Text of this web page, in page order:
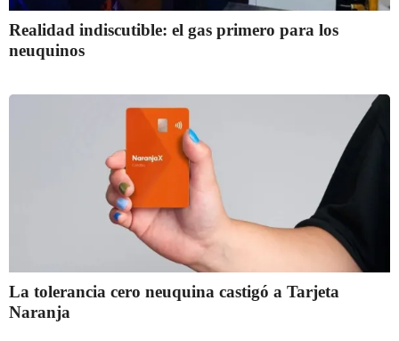
Realidad indiscutible: el gas primero para los
neuquinos
La tolerancia cero neuquina castigó a Tarjeta
Naranja